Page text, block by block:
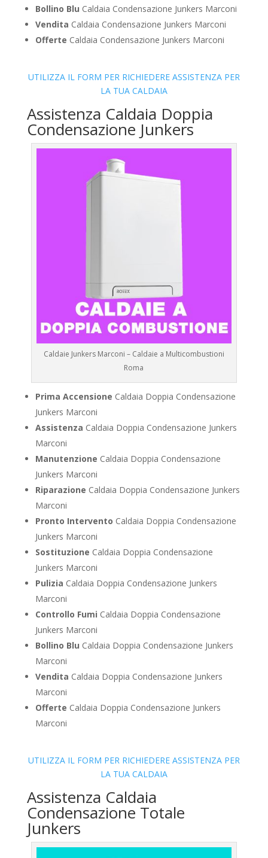
Bollino Blu Caldaia Condensazione Junkers Marconi
Vendita Caldaia Condensazione Junkers Marconi
Offerte Caldaia Condensazione Junkers Marconi
UTILIZZA IL FORM PER RICHIEDERE ASSISTENZA PER
LA TUA CALDAIA
Assistenza Caldaia Doppia
Condensazione Junkers
Caldaie Junkers Marconi – Caldaie a Multicombustioni
Roma
Prima Accensione Caldaia Doppia Condensazione
Junkers Marconi
Assistenza Caldaia Doppia Condensazione Junkers
Marconi
Manutenzione Caldaia Doppia Condensazione
Junkers Marconi
Riparazione Caldaia Doppia Condensazione Junkers
Marconi
Pronto Intervento Caldaia Doppia Condensazione
Junkers Marconi
Sostituzione Caldaia Doppia Condensazione
Junkers Marconi
Pulizia Caldaia Doppia Condensazione Junkers
Marconi
Controllo Fumi Caldaia Doppia Condensazione
Junkers Marconi
Bollino Blu Caldaia Doppia Condensazione Junkers
Marconi
Vendita Caldaia Doppia Condensazione Junkers
Marconi
Offerte Caldaia Doppia Condensazione Junkers
Marconi
UTILIZZA IL FORM PER RICHIEDERE ASSISTENZA PER
LA TUA CALDAIA
Assistenza Caldaia
Condensazione Totale
Junkers